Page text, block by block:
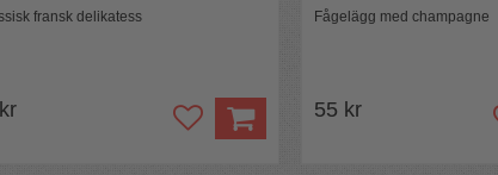
fransk delikatess Fågelägg med champagne
55 kr